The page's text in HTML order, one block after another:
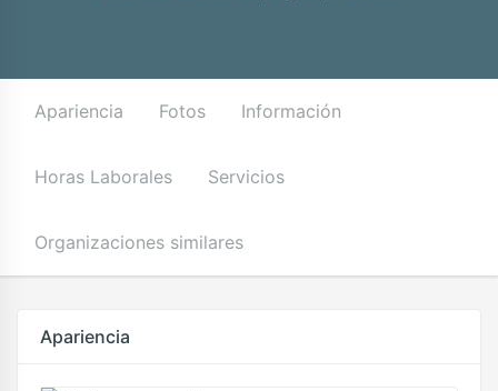
Apariencia Fotos Información
Horas Laborales Servicios
Organizaciones similares
Apariencia